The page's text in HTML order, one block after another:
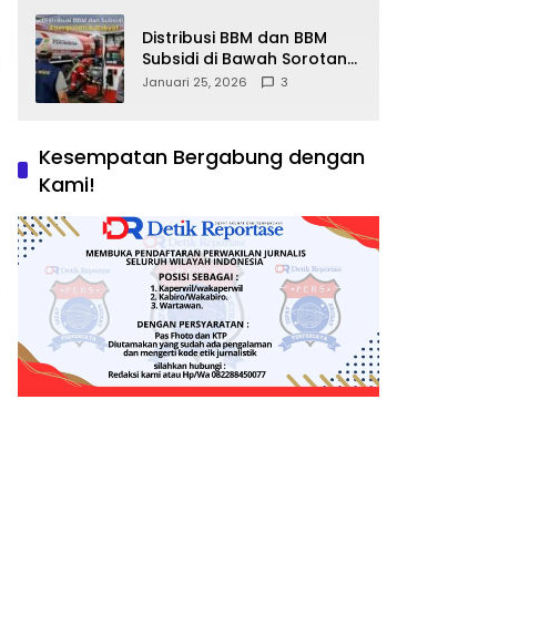
Distribusi BBM dan BBM
Subsidi di Bawah Sorotan
Publik: Antara Kepentingan
Januari 25, 2026 3
Kesempatan Bergabung dengan
Kami!